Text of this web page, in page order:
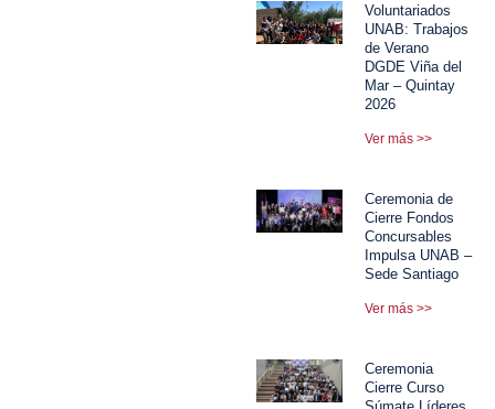
Voluntariados
UNAB: Trabajos
de Verano
DGDE Viña del
Mar – Quintay
2026
Ver más >>
Ceremonia de
Cierre Fondos
Concursables
Impulsa UNAB –
Sede Santiago
Ver más >>
Ceremonia
Cierre Curso